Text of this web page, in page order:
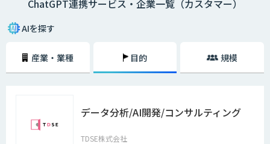
ChatGPT連携サービス・企業一覧（カスタマー）
AIを探す
産業・業種 目的 規模
データ分析/AI開発/コンサルティング
TDSE株式会社